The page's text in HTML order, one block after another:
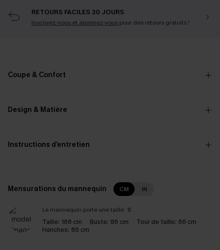
RETOURS FACILES 30 JOURS
Inscrivez-vous et abonnez-vous pour des retours gratuits !
Coupe & Confort
Design & Matière
Instructions d’entretien
Mensurations du mannequin CM IN
Le mannequin porte une taille: S
Taille: 168 cm Buste: 86 cm Tour de taille: 66 cm
Hanches: 86 cm